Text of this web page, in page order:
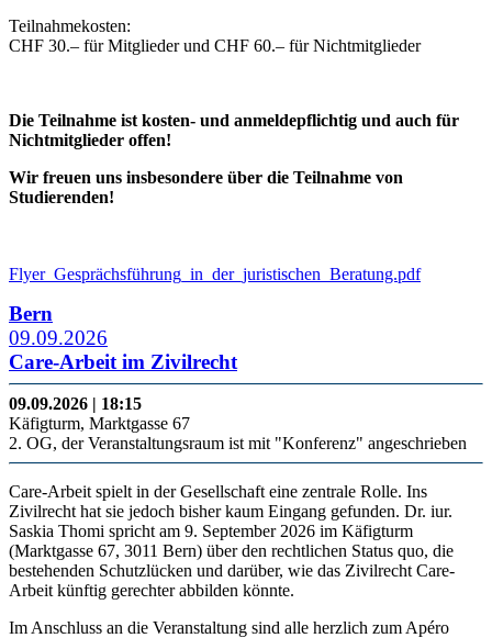
Teilnahmekosten:
CHF 30.– für Mitglieder und CHF 60.– für Nichtmitglieder
Die Teilnahme ist kosten- und anmeldepflichtig und auch für
Nichtmitglieder offen!
Wir freuen uns insbesondere über die Teilnahme von
Studierenden!
Flyer_Gesprächsführung_in_der_juristischen_Beratung.pdf
Bern
09.09.2026
Care-Arbeit im Zivilrecht
09.09.2026 | 18:15
Käfigturm, Marktgasse 67
2. OG, der Veranstaltungsraum ist mit "Konferenz" angeschrieben
Care-Arbeit spielt in der Gesellschaft eine zentrale Rolle. Ins
Zivilrecht hat sie jedoch bisher kaum Eingang gefunden. Dr. iur.
Saskia Thomi spricht am 9. September 2026 im Käfigturm
(Marktgasse 67, 3011 Bern) über den rechtlichen Status quo, die
bestehenden Schutzlücken und darüber, wie das Zivilrecht Care-
Arbeit künftig gerechter abbilden könnte.
Im Anschluss an die Veranstaltung sind alle herzlich zum Apéro